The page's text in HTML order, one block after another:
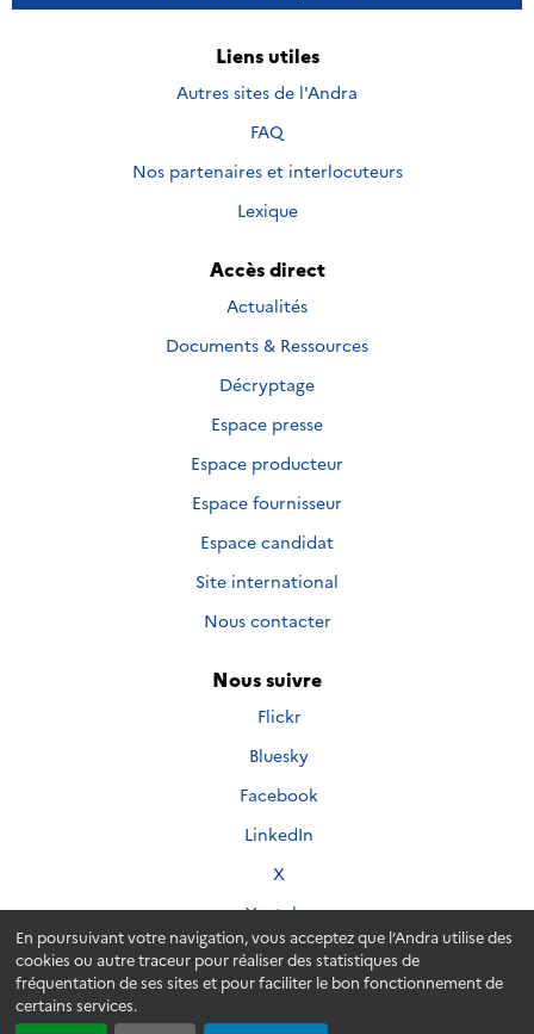
En poursuivant votre navigation, vous acceptez que l’Andra utilise des
cookies ou autre traceur pour réaliser des statistiques de
fréquentation de ses sites et pour faciliter le bon fonctionnement de
certains services.
Liens utiles
Autres sites de l'Andra
FAQ
Nos partenaires et interlocuteurs
Lexique
Accès direct
Actualités
Documents & Ressources
Décryptage
Espace presse
Espace producteur
Espace fournisseur
Espace candidat
Site international
Nous contacter
Nous suivre
Nous
sur
Flickr
Nous
sur
Bluesky
Nous
sur
Facebook
Nous
LinkedIn
Nous
X
Nous
suivre
sur
Youtube
Plan du site